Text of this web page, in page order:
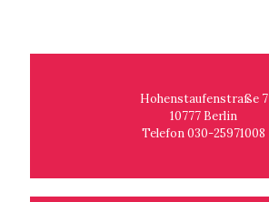
Hohenstaufenstraße 7
10777 Berlin
Telefon 030-25971008